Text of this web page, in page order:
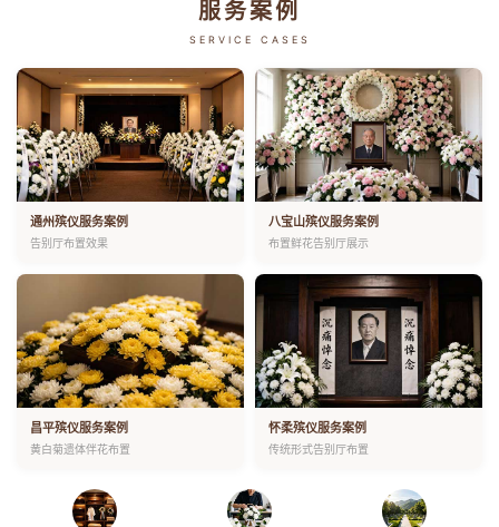
服务案例
SERVICE CASES
通州殡仪服务案例
告别厅布置效果
八宝山殡仪服务案例
布置鲜花告别厅展示
昌平殡仪服务案例
黄白菊遗体伴花布置
怀柔殡仪服务案例
传统形式告别厅布置